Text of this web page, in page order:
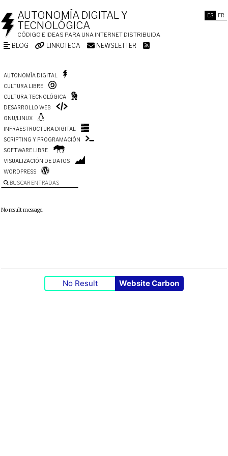
ES FR
AUTONOMÍA DIGITAL Y
TECNOLÓGICA
CÓDIGO E IDEAS PARA UNA INTERNET DISTRIBUIDA
BLOG LINKOTECA NEWSLETTER
AUTONOMÍA DIGITAL
CULTURA LIBRE
CULTURA TECNOLÓGICA
DESARROLLO WEB
GNU/LINUX
INFRAESTRUCTURA DIGITAL
SCRIPTING Y PROGRAMACIÓN
SOFTWARE LIBRE
VISUALIZACIÓN DE DATOS
WORDPRESS
BUSCAR ENTRADAS
No result message.
No Result Website Carbon